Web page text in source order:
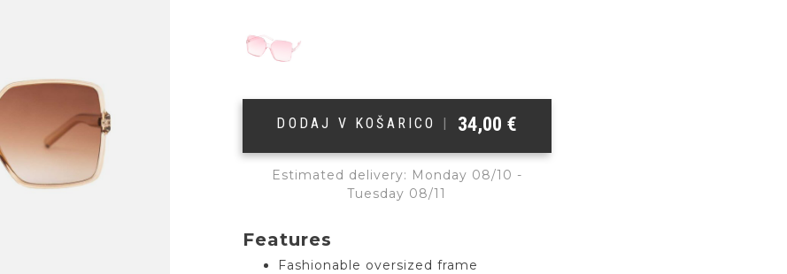
DODAJ V KOŠARICO | 34,00 €
Estimated delivery: Monday 08/10 -
Tuesday 08/11
Features
Fashionable oversized frame